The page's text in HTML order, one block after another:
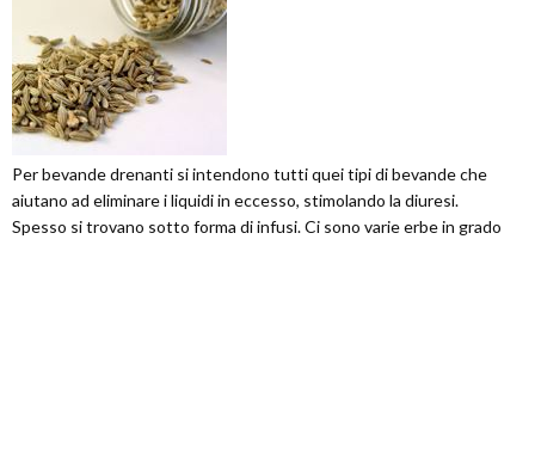
Per bevande drenanti si intendono tutti quei tipi di bevande che
aiutano ad eliminare i liquidi in eccesso, stimolando la diuresi.
Spesso si trovano sotto forma di infusi. Ci sono varie erbe in grado